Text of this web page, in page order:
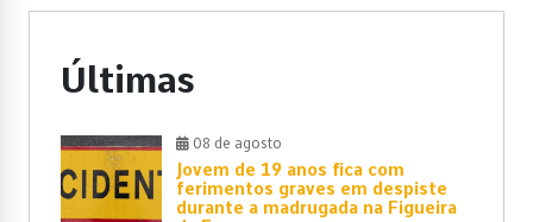
Últimas
08 de agosto
Jovem de 19 anos fica com
ferimentos graves em despiste
durante a madrugada na Figueira